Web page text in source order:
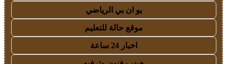
يو ان بي الرياضي
موقع حالة للتعليم
اخبار 24 ساعة